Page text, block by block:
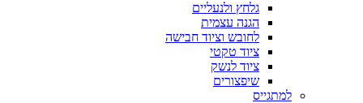
גלחץ ולנעליים
הגנה עצמית
לחובש וציוד חבישה
ציוד טקטי
ציוד לנשק
שיפצורים
למתגייס